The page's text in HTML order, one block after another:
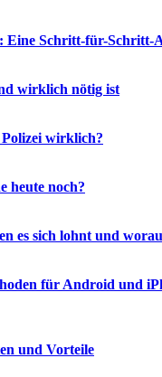
Eine Schritt-für-Schritt-
wirklich nötig ist
wirklich?
heute noch?
es sich lohnt und
für Android und
und Vorteile